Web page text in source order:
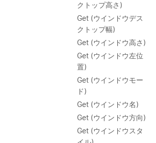
クトップ高さ)
Get (ウインドウデス
クトップ幅)
Get (ウインドウ高さ)
Get (ウインドウ左位
置)
Get (ウインドウモー
ド)
Get (ウインドウ名)
Get (ウインドウ方向)
Get (ウインドウスタ